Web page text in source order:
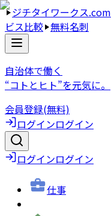
ジチタイワークス.com
ビス比較 無料名刺
自治体で働く
“コトとヒト”を元気に。
会員登録(無料)
ログインログイン
ログインログイン
仕事